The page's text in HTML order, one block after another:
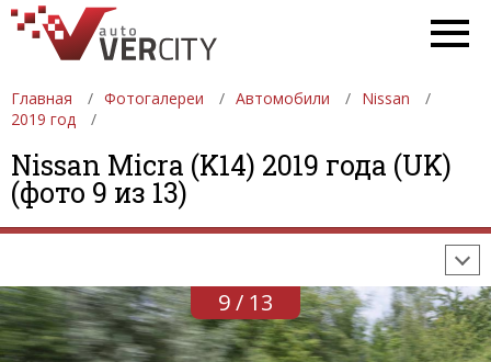
Главная Фотогалереи Автомобили
Nissan
2019 год
Nissan Micra (K14) 2019 года (UK)
(фото 9 из 13)
ФОТОГАЛЕРЕИ АВТОМОБИЛИ
ДЕВУШКИ
АВТОСАЛОНЫ
ФОРМУЛА-1
9 / 13